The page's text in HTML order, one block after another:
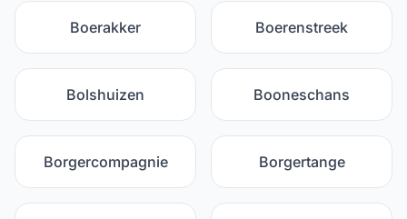
Boerakker Boerenstreek
Bolshuizen Booneschans
Borgercompagnie Borgertange